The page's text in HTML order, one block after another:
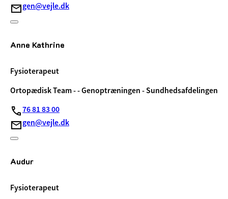
gen@vejle.dk
Anne Kathrine
Fysioterapeut
Ortopædisk Team - - Genoptræningen - Sundhedsafdelingen
76 81 83 00
gen@vejle.dk
Audur
Fysioterapeut